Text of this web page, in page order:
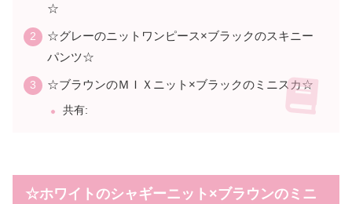
☆
☆グレーのニットワンピース×ブラックのスキニー
パンツ☆
☆ブラウンのＭＩＸニット×ブラックのミニスカ☆
共有:
☆ホワイトのシャギーニット×ブラウンのミニ